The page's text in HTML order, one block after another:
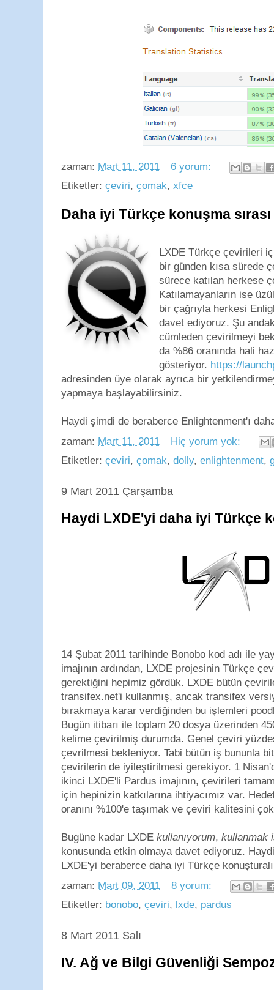
zaman: Mart 11, 2011
6 yorum:
Etiketler: çeviri, çomak, xfce
Daha iyi Türkçe konuşma
LXDE Türkçe çevirileri
bir günden kısa sürede
sürece katılan herkese
Katılamayanların ise
bir çağrıyla herkesi
davet ediyoruz. Şu
cümleden çevirilmeyi
da %86 oranında hali
gösteriyor. https://
adresinden üye olarak ayrıca bir
yapmaya başlayabilirsiniz.
Haydi şimdi de beraberce Enlightenment'ı
zaman: Mart 11, 2011
Hiç yorum yok:
Etiketler: çeviri, çomak, dolly, enlightenment,
9 Mart 2011 Çarşamba
Haydi LXDE'yi daha iyi Türkçe
14 Şubat 2011 tarihinde Bonobo kod adı ile
imajının ardından, LXDE projesinin Türkçe
gerektiğini hepimiz gördük. LXDE bütün
transifex.net'i kullanmış, ancak transifex
bırakmaya karar verdiğinden bu işlemleri
Bugün itibarı ile toplam 20 dosya üzerinden
kelime çevirilmiş durumda. Genel çeviri
çevrilmesi bekleniyor. Tabi bütün iş bununla
çevirilerin de iyileştirilmesi gerekiyor. 1
ikinci LXDE'li Pardus imajının, çevirileri
için hepinizin katkılarına ihtiyacımız var.
oranını %100'e taşımak ve çeviri kalitesini
Bugüne kadar LXDE kullanıyorum, kullanmak
konusunda etkin olmaya davet ediyoruz.
LXDE'yi beraberce daha iyi Türkçe
zaman: Mart 09, 2011
8 yorum:
Etiketler: bonobo, çeviri, lxde, pardus
8 Mart 2011 Salı
IV. Ağ ve Bilgi Güvenliği